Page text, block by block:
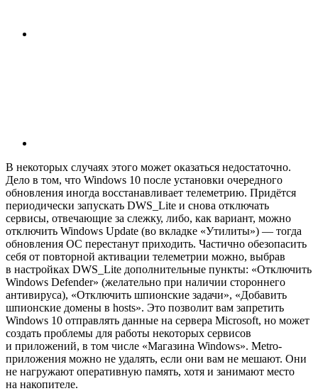
В некоторых случаях этого может оказаться недостаточно.
Дело в том, что Windows 10 после установки очередного
обновления иногда восстанавливает телеметрию. Придётся
периодически запускать DWS_Lite и снова отключать
сервисы, отвечающие за слежку, либо, как вариант, можно
отключить Windows Update (во вкладке «Утилиты») — тогда
обновления ОС перестанут приходить. Частично обезопасить
себя от повторной активации телеметрии можно, выбрав
в настройках DWS_Lite дополнительные пункты: «Отключить
Windows Defender» (желательно при наличии стороннего
антивируса), «Отключить шпионские задачи», «Добавить
шпионские домены в hosts». Это позволит вам запретить
Windows 10 отправлять данные на сервера Microsoft, но может
создать проблемы для работы некоторых сервисов
и приложений, в том числе «Магазина Windows». Metro-
приложения можно не удалять, если они вам не мешают. Они
не нагружают оперативную память, хотя и занимают место
на накопителе.